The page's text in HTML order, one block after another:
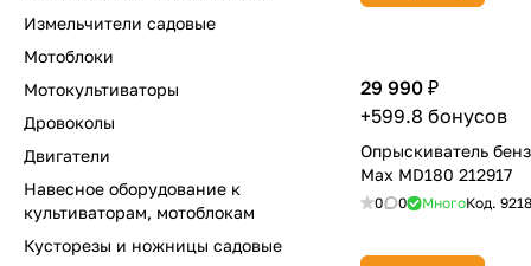
29 990 ₽
+599.8 бонусов
Опрыскиватель
Max MD180 212917
0 0 МногоКод.
Измельчители садовые
Мотоблоки
Мотокультиваторы
Дровоколы
Двигатели
Навесное оборудование к
культиваторам, мотоблокам
Кусторезы и ножницы садовые